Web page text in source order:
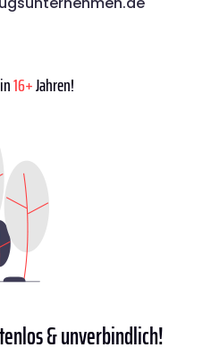
16+Jahren!
& unverbindlich!